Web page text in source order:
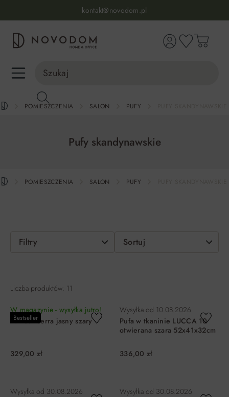
kontakt@novodom.pl
Dostawa z wniesieniem
30 dni na zwrot lub wymianę
98% zadowolonych klientów
POMIESZCZENIA SALON PUFY
Pufy skandynawskie
POMIESZCZENIA SALON PUFY
Filtry Sortuj
Liczba produktów: 11
Bestseller
W magazynie - wysyłka jutro!
Puf Canberra jasny szary
329,00 zł
Wysyłka od 10.08.2026
Pufa w tkaninie LUCCA 10
otwierana szara 52x41x32cm
336,00 zł
Wysyłka od 30.08.2026
Wysyłka od 30.08.2026